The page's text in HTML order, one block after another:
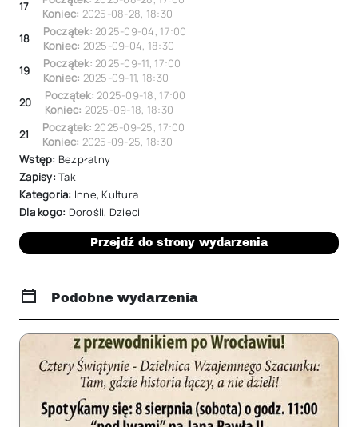
17
Koniec: 2025-08-28, 18:30
18
Początek:2025-09-04, 17:00
Koniec: 2025-09-04, 18:30
19
Początek:2025-09-11, 17:00
Koniec: 2025-09-11, 18:30
20
Początek:2025-09-18, 17:00
Koniec: 2025-09-18, 18:30
21
Początek:2025-09-25, 17:00
Koniec: 2025-09-25, 18:30
Wstęp: Bezpłatny
Zapisy:Tak
Kategoria: Inne, Kultura
Dla kogo: Dorośli, Dzieci
Przejdź do strony wydarzenia
Podobne wydarzenia